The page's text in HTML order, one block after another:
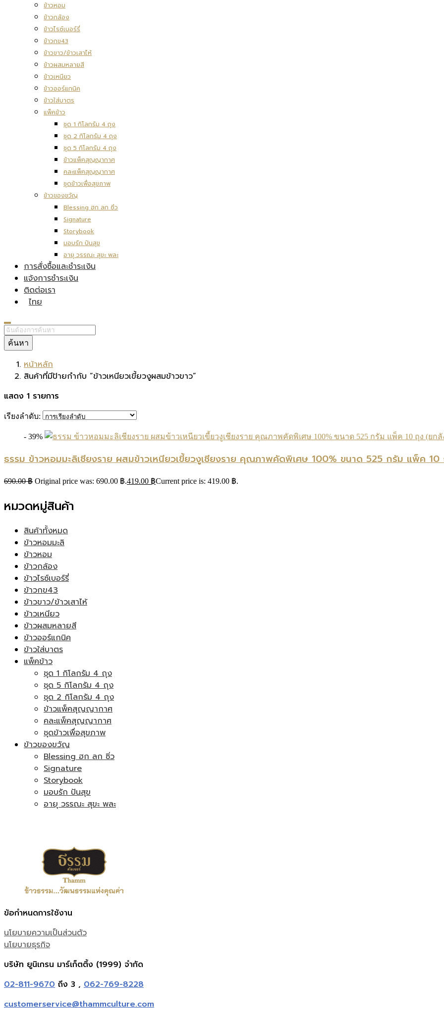
ข้าวหอม
ข้าวกล้อง
ข้าวไรซ์เบอร์รี่
ข้าวกข43
ข้าวขาว/ข้าวเสาไห้
ข้าวผสมหลายสี
ข้าวเหนียว
ข้าวออร์แกนิค
ข้าวใส่บาตร
แพ็คข้าว
ชุด 1 กิโลกรัม 4 ถุง
ชุด 2 กิโลกรัม 4 ถุง
ชุด 5 กิโลกรัม 4 ถุง
ข้าวแพ็คสุญญากาศ
คละแพ็คสุญญากาศ
ชุดข้าวเพื่อสุขภาพ
ข้าวของขวัญ
Blessing ฮก ลก ซิ่ว
Signature
Storybook
มอบรัก ปันสุข
อายุ วรรณะ สุขะ พละ
การสั่งซื้อและชำระเงิน
แจ้งการชำระเงิน
ติดต่อเรา
ไทย
ค้นหา
หน้าหลัก
สินค้าที่มีป้ายกำกับ “ข้าวเหนียวเขี้ยวงูผสมข้าวขาว”
แสดง 1 รายการ
เรียงลำดับ:
- 39%
ธรรม ข้าวหอมมะลิเชียงราย ผสมข้าวเหนียวเขี้ยวงูเชียงราย คุณภาพคัดพิเศษ 100% ขนาด 525 กรัม แพ็ค
690.00฿ Original price was: 690.00 ฿.419.00 ฿Current price is: 419.00 ฿.
หมวดหมู่สินค้า
สินค้าทั้งหมด
ข้าวหอมมะลิ
ข้าวหอม
ข้าวกล้อง
ข้าวไรซ์เบอร์รี่
ข้าวกข43
ข้าวขาว/ข้าวเสาไห้
ข้าวเหนียว
ข้าวผสมหลายสี
ข้าวออร์แกนิค
ข้าวใส่บาตร
แพ็คข้าว
ชุด 1 กิโลกรัม 4 ถุง
ชุด 5 กิโลกรัม 4 ถุง
ชุด 2 กิโลกรัม 4 ถุง
ข้าวแพ็คสุญญากาศ
คละแพ็คสุญญากาศ
ชุดข้าวเพื่อสุขภาพ
ข้าวของขวัญ
Blessing ฮก ลก ซิ่ว
Signature
Storybook
มอบรัก ปันสุข
อายุ วรรณะ สุขะ พละ
ข้อกำหนดการใช้งาน
นโยบายความเป็นส่วนตัว
นโยบายธุรกิจ
บริษัท ยูนิเกรน มาร์เก็ตติ้ง (1999) จำกัด
02-811-9670 ถึง 3 , 062-769-8228
customerservice@thammculture.com